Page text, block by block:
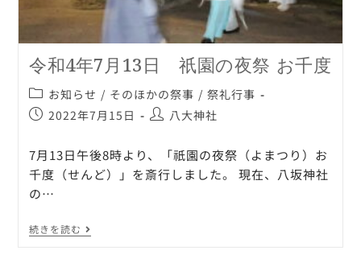
令和4年7月13日 祇園の夜祭 お千度
お知らせ / そのほかの祭事 / 祭礼行事
2022年7月15日
八大神社
7月13日午後8時より、「祇園の夜祭（よまつり）お
千度（せんど）」を斎行しました。 現在、八坂神社
の…
続きを読む